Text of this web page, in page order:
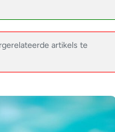
artikels te